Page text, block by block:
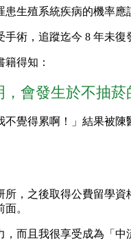
生殖系統疾病的機率
術，追蹤迄今 8 年未復
得知：
，會發生於不抽
覺得累啊！」結果被陳
，之後取得公費留學
。
而且我很享受成為「